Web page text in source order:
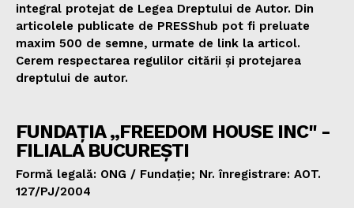
integral protejat de Legea Dreptului de Autor. Din
articolele publicate de PRESShub pot fi preluate
maxim 500 de semne, urmate de link la articol.
Cerem respectarea regulilor citării și protejarea
dreptului de autor.
FUNDAȚIA „FREEDOM HOUSE INC" -
FILIALA BUCUREȘTI
Formă legală: ONG / Fundație; Nr. înregistrare: AOT.
127/PJ/2004